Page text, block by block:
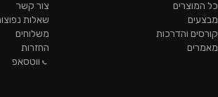
כל המוצרים
מבצעים
קורסים והדרכות
מאמרים
צור קשר
שאלות
משלוחים
החזרות
ווטסאפ